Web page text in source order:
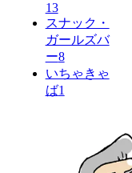
13
スナック・
ガールズバ
ー8
いちゃきゃ
ば1